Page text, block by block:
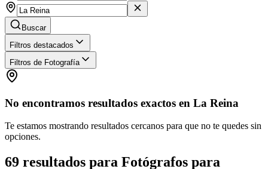
Buscar
Filtros destacados
Filtros de Fotografía
No encontramos resultados exactos en La Reina
Te estamos mostrando resultados cercanos para que no te quedes sin
opciones.
69 resultados para Fotógrafos para